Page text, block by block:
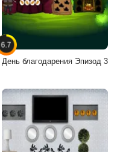
6.7
День благодарения Эпизод 3